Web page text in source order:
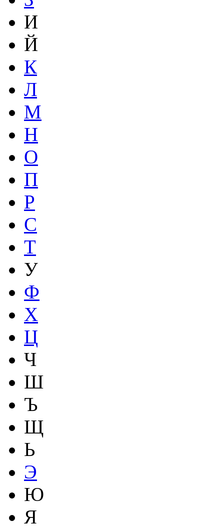
И
Й
К
Л
М
Н
О
П
Р
С
Т
У
Ф
Х
Ц
Ч
Ш
Ъ
Щ
Ь
Э
Ю
Я